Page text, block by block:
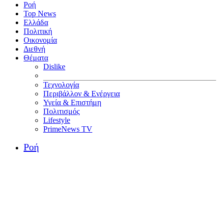
Ροή
Top News
Ελλάδα
Πολιτική
Οικονομία
Διεθνή
Θέματα
Dislike
Τεχνολογία
Περιβάλλον & Ενέργεια
Υγεία & Επιστήμη
Πολιτισμός
Lifestyle
PrimeNews TV
Ροή